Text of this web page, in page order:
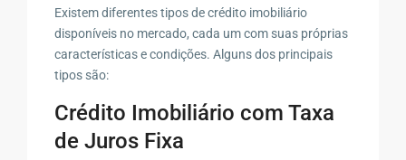
Existem diferentes tipos de crédito imobiliário
disponíveis no mercado, cada um com suas próprias
características e condições. Alguns dos principais
tipos são:
Crédito Imobiliário com Taxa
de Juros Fixa